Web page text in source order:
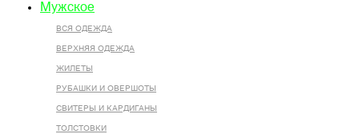
Мужское
ВСЯ ОДЕЖДА
ВЕРХНЯЯ ОДЕЖДА
ЖИЛЕТЫ
РУБАШКИ И ОВЕРШОТЫ
СВИТЕРЫ И КАРДИГАНЫ
ТОЛСТОВКИ